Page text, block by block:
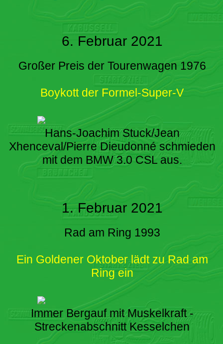
6. Februar 2021
Großer Preis der Tourenwagen 1976
Boykott der Formel-Super-V
Hans-Joachim Stuck/Jean
Xhenceval/Pierre Dieudonné schmieden
mit dem BMW 3.0 CSL aus.
1. Februar 2021
Rad am Ring 1993
Ein Goldener Oktober lädt zu Rad am
Ring ein
Immer Bergauf mit Muskelkraft -
Streckenabschnitt Kesselchen